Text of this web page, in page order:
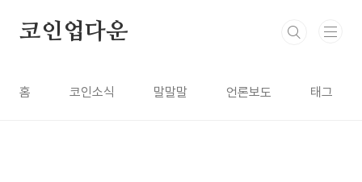
코인업다운
홈 코인소식 말말말 언론보도 태그